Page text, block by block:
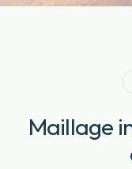
Maillage